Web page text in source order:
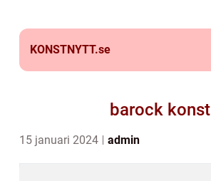
KONSTNYTT.se
barock konst
15 januari 2024 admin